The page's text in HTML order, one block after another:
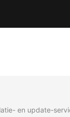
en update-